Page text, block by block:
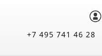
+7 495 741 46 28